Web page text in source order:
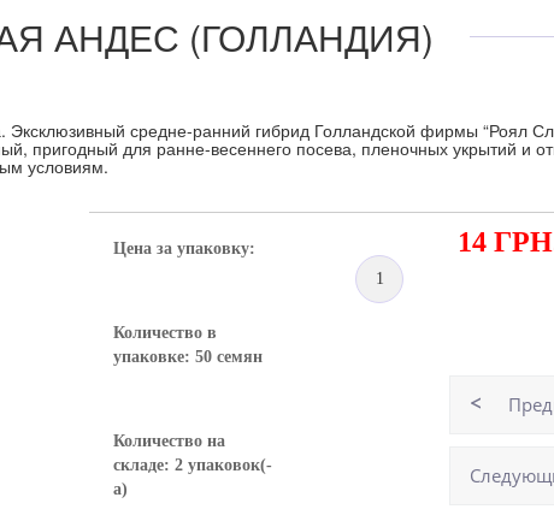
АНДЕС (ГОЛЛАНДИЯ)
средне-ранний гибрид Голландской фирмы “Роял
пригодный для ранне-весеннего посева, пленочных укрытий и
условиям.
Цена за упаковку:
Количество в
упаковке: 50 семян
Количество на
складе: 2 упаковок(-
а)
1
14